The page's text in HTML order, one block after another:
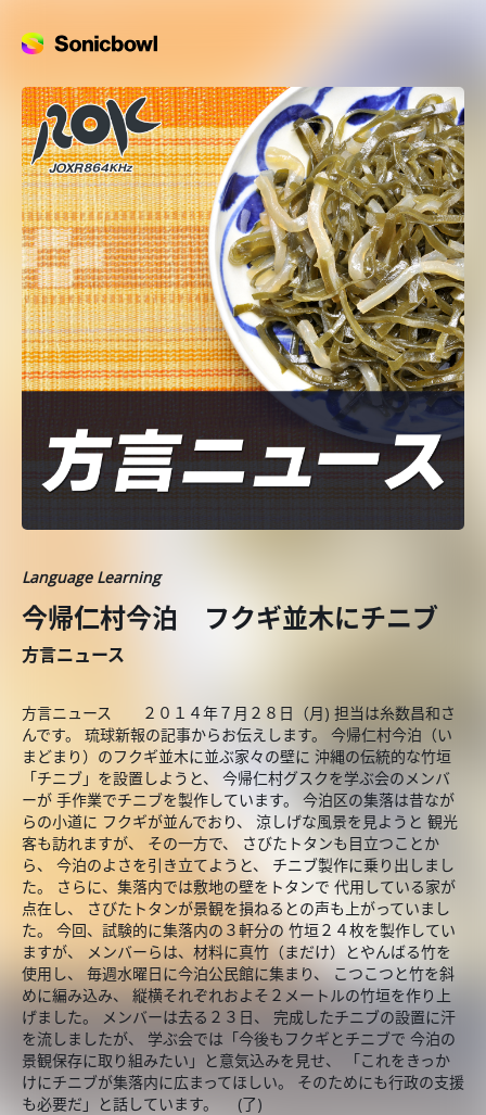
Language Learning
今帰仁村今泊 フクギ並木にチニブ
方言ニュース
方言ニュース ２０１４年７月２８日（月) 担当は糸数昌和さ
んです。 琉球新報の記事からお伝えします。 今帰仁村今泊（い
まどまり）のフクギ並木に並ぶ家々の壁に 沖縄の伝統的な竹垣
「チニブ」を設置しようと、 今帰仁村グスクを学ぶ会のメンバ
ーが 手作業でチニブを製作しています。 今泊区の集落は昔なが
らの小道に フクギが並んでおり、 涼しげな風景を見ようと 観光
客も訪れますが、 その一方で、 さびたトタンも目立つことか
ら、 今泊のよさを引き立てようと、 チニブ製作に乗り出しまし
た。 さらに、集落内では敷地の壁をトタンで 代用している家が
点在し、 さびたトタンが景観を損ねるとの声も上がっていまし
た。 今回、試験的に集落内の３軒分の 竹垣２４枚を製作してい
ますが、 メンバーらは、材料に真竹（まだけ）とやんばる竹を
使用し、 毎週水曜日に今泊公民館に集まり、 こつこつと竹を斜
めに編み込み、 縦横それぞれおよそ２メートルの竹垣を作り上
げました。 メンバーは去る２３日、 完成したチニブの設置に汗
を流しましたが、 学ぶ会では「今後もフクギとチニブで 今泊の
景観保存に取り組みたい」と意気込みを見せ、 「これをきっか
けにチニブが集落内に広まってほしい。 そのためにも行政の支援
も必要だ」と話しています。 (了)